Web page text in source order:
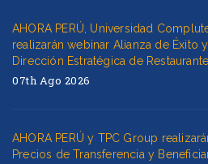
AHORA PERÚ, Universidad
realizarán webinar Alianza de Éxito
Dirección Estratégica de
07th Ago 2026
AHORA PERÚ y TPC Group
Precios de Transferencia y